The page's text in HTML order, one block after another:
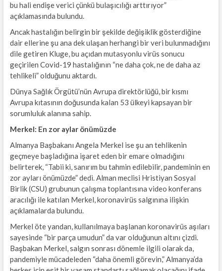
bu hali endişe verici çünkü bulaşıcılığı arttırıyor”
açıklamasında bulundu.
Ancak hastalığın belirgin bir şekilde değişiklik gösterdiğine
dair ellerine şu ana dek ulaşan herhangi bir veri bulunmadığını
dile getiren Kluge, bu açıdan mutasyonlu virüs sonucu
geçirilen Covid-19 hastalığının “ne daha çok, ne de daha az
tehlikeli” olduğunu aktardı.
Dünya Sağlık Örgütü’nün Avrupa direktörlüğü, bir kısmı
Avrupa kıtasının doğusunda kalan 53 ülkeyi kapsayan bir
sorumluluk alanına sahip.
Merkel: En zor aylar önümüzde
Almanya Başbakanı Angela Merkel ise şu an tehlikenin
geçmeye başladığına işaret eden bir emare olmadığını
belirterek, “Tabii ki, sanırım bu tahmin edilebilir, pandeminin en
zor ayları önümüzde” dedi. Alman meclisi Hristiyan Sosyal
Birlik (CSU) grubunun çalışma toplantısına video konferans
aracılığı ile katılan Merkel, koronavirüs salgınına ilişkin
açıklamalarda bulundu.
Merkel öte yandan, kullanılmaya başlanan koronavirüs aşıları
sayesinde “bir parça umudun” da var olduğunun altını çizdi.
Başbakan Merkel, salgın sonrası dönemle ilgili olarak da,
pandemiyle mücadeleden “daha önemli görevin,” Almanya’da